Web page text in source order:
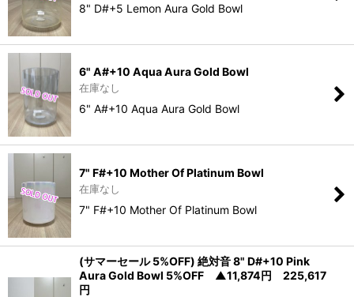
8" D#+5 Lemon Aura Gold Bowl
6" A#+10 Aqua Aura Gold Bowl
在庫なし
6" A#+10 Aqua Aura Gold Bowl
7" F#+10 Mother Of Platinum Bowl
在庫なし
7" F#+10 Mother Of Platinum Bowl
(サマーセール 5%OFF) 絶対音 8" D#+10 Pink
Aura Gold Bowl 5%OFF ▲11,874円 225,617
円